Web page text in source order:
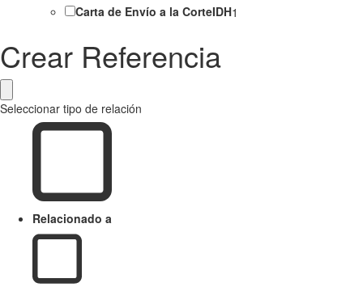
Carta de Envío a la CorteIDH1
Crear Referencia
Seleccionar tipo de relación
Relacionado a